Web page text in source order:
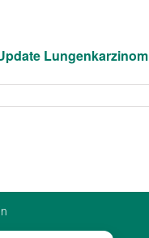
Lungenkarzinom